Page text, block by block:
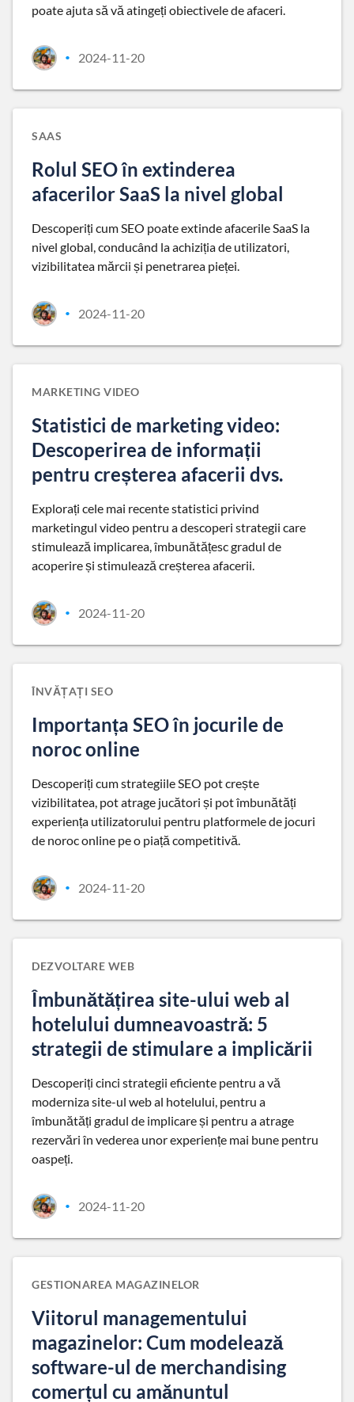
poate ajuta să vă atingeți obiectivele de afaceri.
• 2024-11-20
SAAS
Rolul SEO în extinderea
afacerilor SaaS la nivel global
Descoperiți cum SEO poate extinde afacerile SaaS la
nivel global, conducând la achiziția de utilizatori,
vizibilitatea mărcii și penetrarea pieței.
• 2024-11-20
MARKETING VIDEO
Statistici de marketing video:
Descoperirea de informații
pentru creșterea afacerii dvs.
Explorați cele mai recente statistici privind
marketingul video pentru a descoperi strategii care
stimulează implicarea, îmbunătățesc gradul de
acoperire și stimulează creșterea afacerii.
• 2024-11-20
ÎNVĂȚAȚI SEO
Importanța SEO în jocurile de
noroc online
Descoperiți cum strategiile SEO pot crește
vizibilitatea, pot atrage jucători și pot îmbunătăți
experiența utilizatorului pentru platformele de jocuri
de noroc online pe o piață competitivă.
• 2024-11-20
DEZVOLTARE WEB
Îmbunătățirea site-ului web al
hotelului dumneavoastră: 5
strategii de stimulare a implicării
Descoperiți cinci strategii eficiente pentru a vă
moderniza site-ul web al hotelului, pentru a
îmbunătăți gradul de implicare și pentru a atrage
rezervări în vederea unor experiențe mai bune pentru
oaspeți.
• 2024-11-20
GESTIONAREA MAGAZINELOR
Viitorul managementului
magazinelor: Cum modelează
software-ul de merchandising
comerțul cu amănuntul